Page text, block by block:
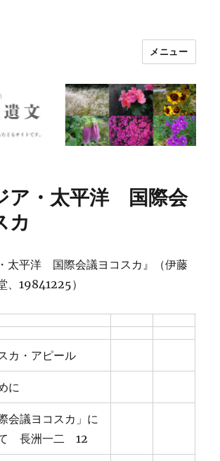
メニュー
ア・太平洋 国際会
カ
太平洋 国際会議ヨコスカ』（伊藤
、19841225）
カ・アピール
に
会議ヨコスカ」に
長洲一二 12